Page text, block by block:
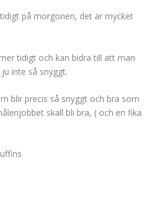
på morgonen, det är mycket
tidigt och kan bidra till att man
inte så snyggt.
blir precis så snyggt och bra som
skall bli bra, ( och en fika